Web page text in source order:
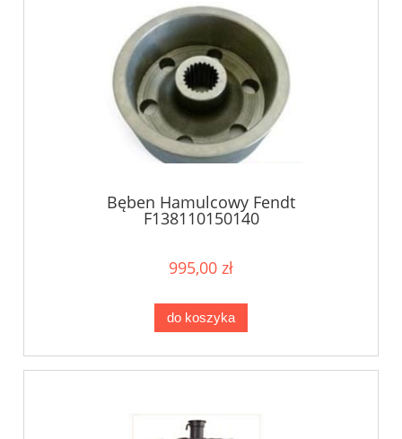
Bęben Hamulcowy Fendt
F138110150140
995,00 zł
do koszyka